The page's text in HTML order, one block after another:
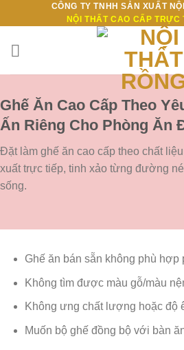
qua
nội
dung
CÔNG TY TNHH SẢN XUẤT
NỘI THẤT CAO CẤP TRỰC
Ghế Ăn Cao Cấp Theo
Ấn Riêng Cho Phòng Ăn
Đặt làm ghế ăn cao cấp theo chất
xuất trực tiếp, tinh xảo từng đường
sống.
Ghế ăn bán sẵn không phù hợp
Không tìm được màu gỗ/màu
Không ưng chất lượng hoặc độ
Muốn bộ ghế đồng bộ với bàn